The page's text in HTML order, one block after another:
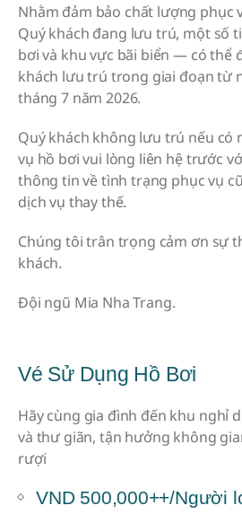
Nhằm đảm bảo chất lượng phục
Quý khách đang lưu trú, một số
bơi và khu vực bãi biển — có thể
khách lưu trú trong giai đoạn từ
tháng 7 năm 2026.
Quý khách không lưu trú nếu có
vụ hồ bơi vui lòng liên hệ trước
thông tin về tình trạng phục vụ
dịch vụ thay thế.
Chúng tôi trân trọng cảm ơn sự
khách.
Đội ngũ Mia Nha Trang.
Vé Sử Dụng Hồ Bơi
Hãy cùng gia đình đến khu nghỉ
và thư giãn, tận hưởng không
rượi
VND 500,000++/Người